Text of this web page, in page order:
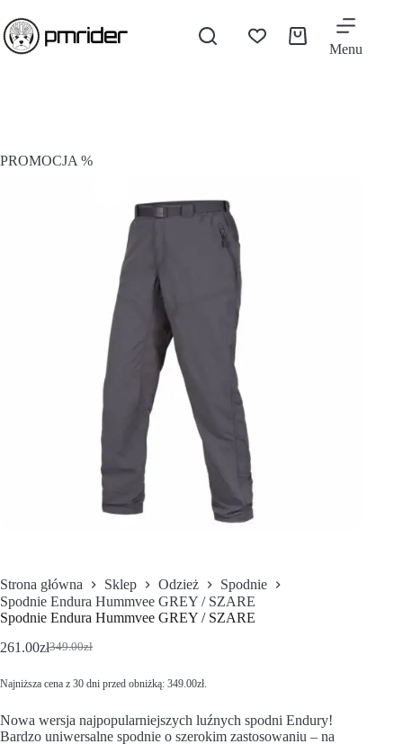
Menu
PROMOCJA %
Strona główna Sklep Odzież
Spodnie
Spodnie Endura Hummvee GREY / SZARE
Spodnie Endura Hummvee GREY / SZARE
349.00zł
261.00zł
Najniższa cena z 30 dni przed obniżką: 349.00zł.
Nowa wersja najpopularniejszych luźnych spodni Endury!
Bardzo uniwersalne spodnie o szerokim zastosowaniu – na